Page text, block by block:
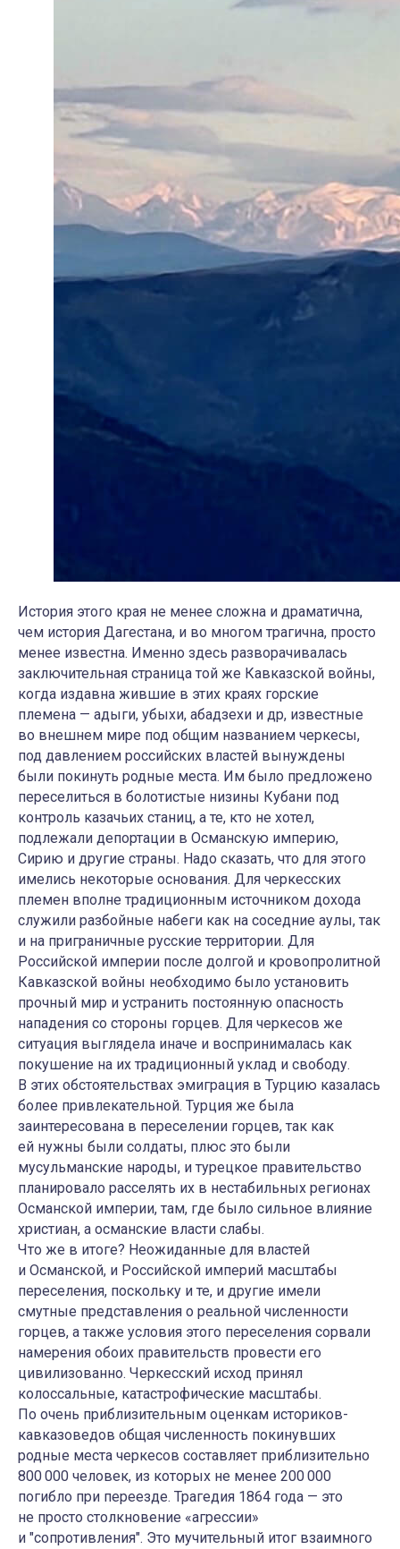
История этого края не менее сложна и драматична,
чем история Дагестана, и во многом трагична, просто
менее известна. Именно здесь разворачивалась
заключительная страница той же Кавказской войны,
когда издавна жившие в этих краях горские
племена — адыги, убыхи, абадзехи и др, известные
во внешнем мире под общим названием черкесы,
под давлением российских властей вынуждены
были покинуть родные места. Им было предложено
переселиться в болотистые низины Кубани под
контроль казачьих станиц, а те, кто не хотел,
подлежали депортации в Османскую империю,
Сирию и другие страны. Надо сказать, что для этого
имелись некоторые основания. Для черкесских
племен вполне традиционным источником дохода
служили разбойные набеги как на соседние аулы, так
и на приграничные русские территории. Для
Российской империи после долгой и кровопролитной
Кавказской войны необходимо было установить
прочный мир и устранить постоянную опасность
нападения со стороны горцев. Для черкесов же
ситуация выглядела иначе и воспринималась как
покушение на их традиционный уклад и свободу.
В этих обстоятельствах эмиграция в Турцию казалась
более привлекательной. Турция же была
заинтересована в переселении горцев, так как
ей нужны были солдаты, плюс это были
мусульманские народы, и турецкое правительство
планировало расселять их в нестабильных регионах
Османской империи, там, где было сильное влияние
христиан, а османские власти слабы.
Что же в итоге? Неожиданные для властей
и Османской, и Российской империй масштабы
переселения, поскольку и те, и другие имели
смутные представления о реальной численности
горцев, а также условия этого переселения сорвали
намерения обоих правительств провести его
цивилизованно. Черкесский исход принял
колоссальные, катастрофические масштабы.
По очень приблизительным оценкам историков-
кавказоведов общая численность покинувших
родные места черкесов составляет приблизительно
800 000 человек, из которых не менее 200 000
погибло при переезде. Трагедия 1864 года — это
не просто столкновение «агрессии»
и "сопротивления". Это мучительный итог взаимного